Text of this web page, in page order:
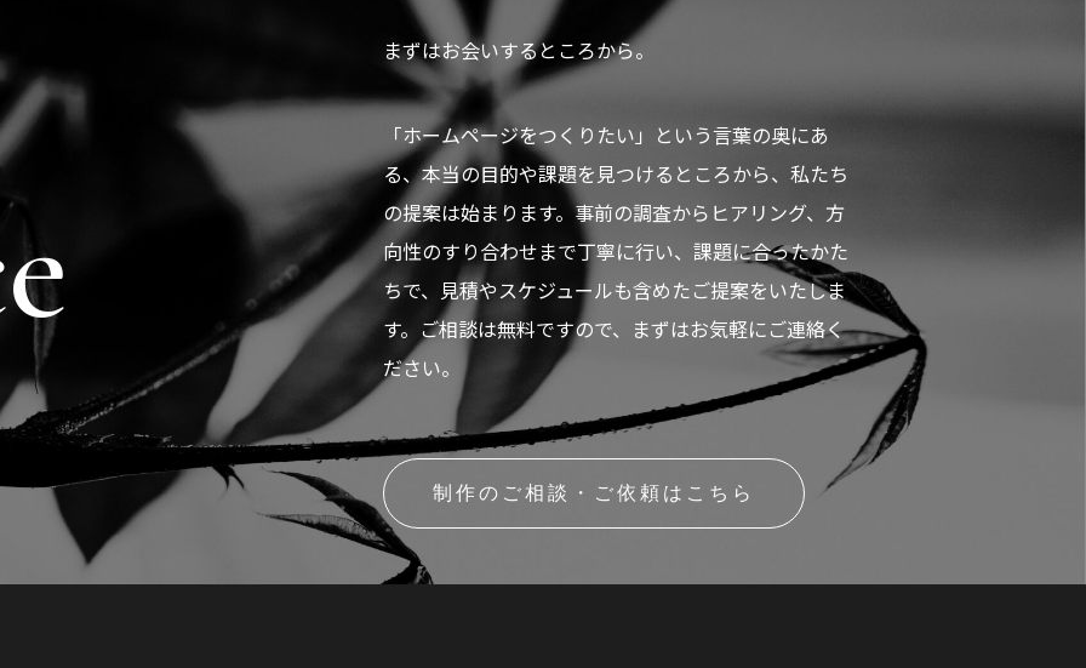
まずはお会いするところから。
「ホームページをつくりたい」という言葉の奥にあ
る、本当の目的や課題を見つけるところから、私たち
の提案は始まります。事前の調査からヒアリング、方
向性のすり合わせまで丁寧に行い、課題に合ったかた
ちで、見積やスケジュールも含めたご提案をいたしま
す。ご相談は無料ですので、まずはお気軽にご連絡く
ださい。
制作のご相談・ご依頼はこちら